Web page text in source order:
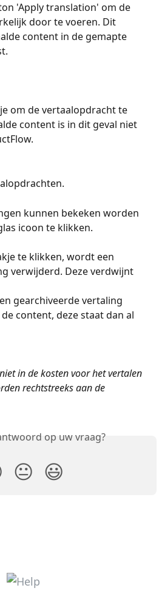
'Apply translation' om de
door te voeren. Dit
content in de gemapte
om de vertaalopdracht te
content is in dit geval niet
kunnen bekeken worden
icoon te klikken.
te klikken, wordt een
verwijderd. Deze verdwijnt
gearchiveerde vertaling
content, deze staat dan al
in de kosten voor het vertalen
rechtstreeks aan de
op uw vraag?
😐 😃